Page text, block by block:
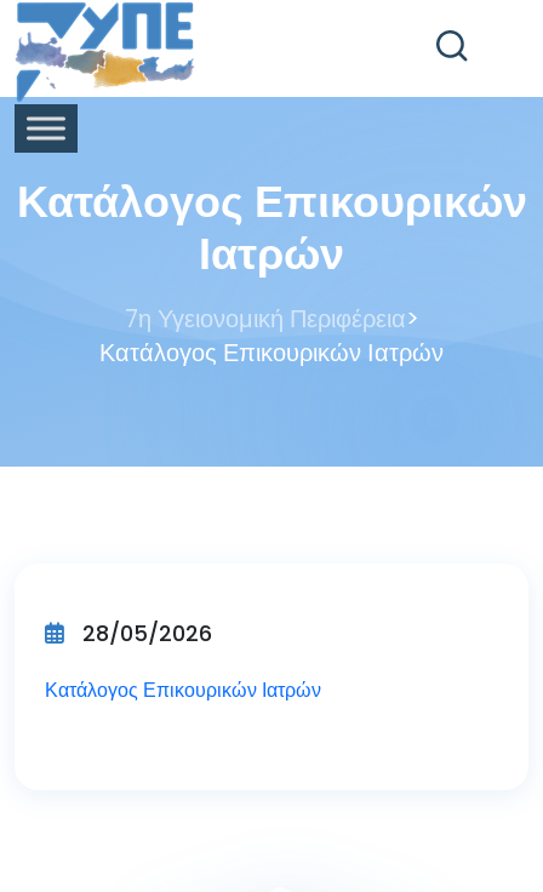
End Header Section -->
Κατάλογος Επικουρικών
Ιατρών
7η Υγειονομική Περιφέρεια>
Κατάλογος Επικουρικών Ιατρών
28/05/2026
Κατάλογος Επικουρικών Ιατρών